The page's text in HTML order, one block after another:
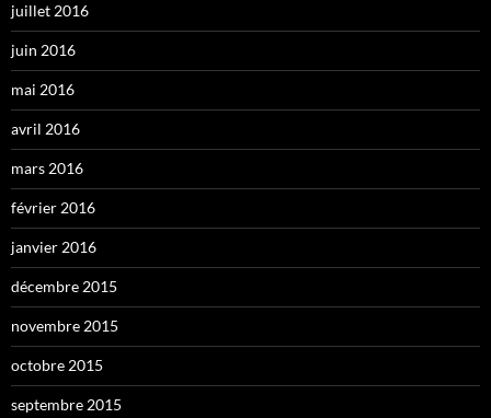
juillet 2016
juin 2016
mai 2016
avril 2016
mars 2016
février 2016
janvier 2016
décembre 2015
novembre 2015
octobre 2015
septembre 2015